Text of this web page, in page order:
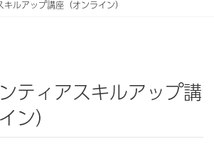
ルアップ講座（オンライン）
ン）